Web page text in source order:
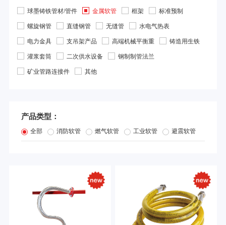
球墨铸铁管材/管件
金属软管 框架
标准预制
螺旋钢管
直缝钢管 无缝管
水电气热表
电力金具
支吊架产品 高端机械平衡重
铸造用生铁
灌浆套筒
二次供水设备
钢制制管法兰
矿业管路连接件
其他
产品类型：
全部 消防软管 燃气软管 工业软管 避震软管